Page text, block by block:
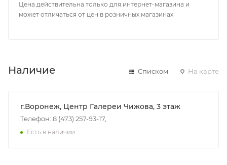
Цена действительна только для интернет-магазина и
может отличаться от цен в розничных магазинах
Наличие Списком На карте
г.Воронеж, Центр Галереи Чижова, 3 этаж
Телефон: 8 (473) 257-93-17,
Есть в наличии